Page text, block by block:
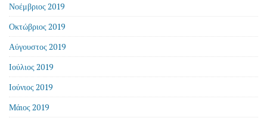
Νοέμβριος 2019
Οκτώβριος 2019
Αύγουστος 2019
Ιούλιος 2019
Ιούνιος 2019
Μάιος 2019